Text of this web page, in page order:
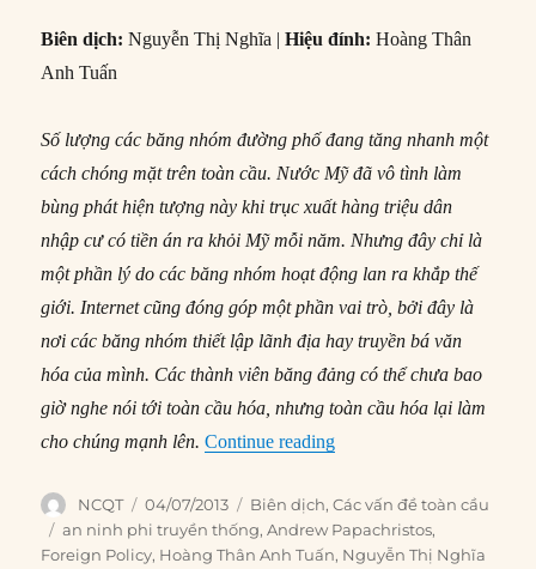
Biên dịch: Nguyễn Thị Nghĩa |Hiệu đính: Hoàng Thân
Anh Tuấn
Số lượng các băng nhóm đường phố đang tăng nhanh một
cách chóng mặt trên toàn cầu. Nước Mỹ đã vô tình làm
bùng phát hiện tượng này khi trục xuất hàng triệu dân
nhập cư có tiền án ra khỏi Mỹ mỗi năm. Nhưng đây chỉ là
một phần lý do các băng nhóm hoạt động lan ra khắp thế
giới. Internet cũng đóng góp một phần vai trò, bởi đây là
nơi các băng nhóm thiết lập lãnh địa hay truyền bá văn
hóa của mình. Các thành viên băng đảng có thể chưa bao
giờ nghe nói tới toàn cầu hóa, nhưng toàn cầu hóa lại làm
cho chúng mạnh lên. Continue reading“#26 – Thế giới băng
Author
NCQT
Posted
on
04/07/2013 Categories
Biên dịch,Các vấn đề toàn cầu
Tags
an ninh phi truyền thống,Andrew Papachristos,
Foreign Policy, Hoàng Thân Anh Tuấn, Nguyễn Thị Nghĩa